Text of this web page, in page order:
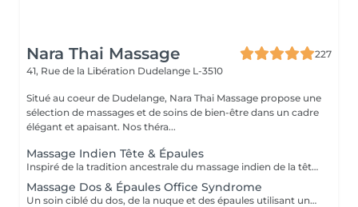
Nara Thai Massage
227
41, Rue de la Libération Dudelange L-3510
Situé au coeur de Dudelange, Nara Thai Massage propose une
sélection de massages et de soins de bien-être dans un cadre
élégant et apaisant. Nos théra...
Massage Indien Tête & Épaules
Inspiré de la tradition ancestrale du massage indien de la tête, ce soin profondément relaxant cible la tête, la nuque, les épaules, le haut du dos et les bras. Une huile d'argan de qualité supérieure est délicatement massée sur le cuir chevelu et les cheveux, tandis que des techniques ciblées aident à relâcher les tensions, apaiser l'esprit et revitaliser les cheveux ainsi que le cuir chevelu.
Massage Dos & Épaules Office Syndrome
Un soin ciblé du dos, de la nuque et des épaules utilisant une combinaison de techniques manuelles, de pressions avec les pouces, les avant-bras et les coudes. Idéal pour soulager les tensions musculaires, les raideurs et l'inconfort liés au travail de bureau, à une position assise prolongée ou au stress quotidien. Ce traitement aide à retrouver confort et souplesse dans le haut du corps.